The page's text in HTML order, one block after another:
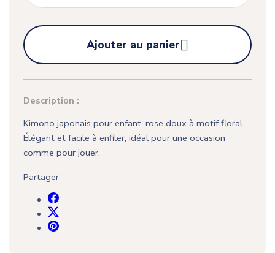

Ajouter au panier
Description :
Kimono japonais pour enfant, rose doux à motif floral.
Élégant et facile à enfiler, idéal pour une occasion
comme pour jouer.
Partager